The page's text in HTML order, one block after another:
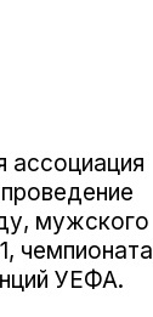
ассоциация
мужского
чемпионата
УЕФА.